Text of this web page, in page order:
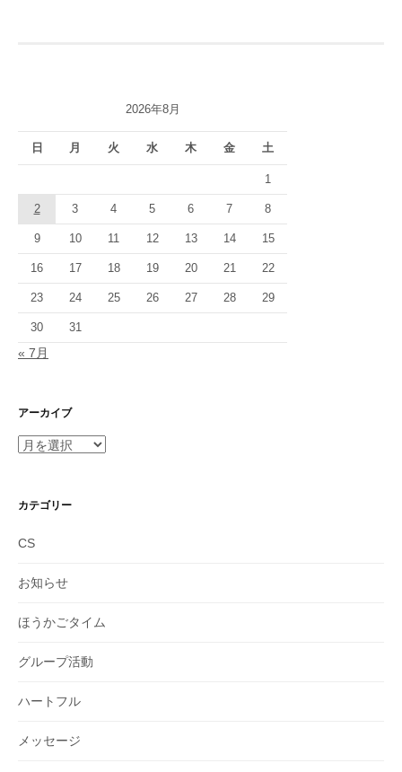
シ
ン
2026年8月
日 月 火 水 木 金 土
1
2 3 4 5 6 7 8
9 10 11 12 13 14 15
16 17 18 19 20 21 22
23 24 25 26 27 28 29
30 31
« 7月
アーカイブ
ア
イ
カテゴリー
CS
お知らせ
ほうかごタイム
グループ活動
ハートフル
メッセージ